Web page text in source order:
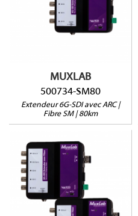
MUXLAB
500734-SM80
Extendeur 6G-SDI avec ARC |
Fibre SM | 80km
4K@30Hz jusqu'à 80km
via Fibre SM
9 Gbps
500734-SM10